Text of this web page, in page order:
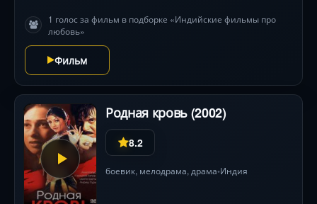
1 голос за фильм в подборке «Индийские фильмы про
любовь»
Фильм
Родная кровь (2002)
8.2
боевик, мелодрама, драма•Индия